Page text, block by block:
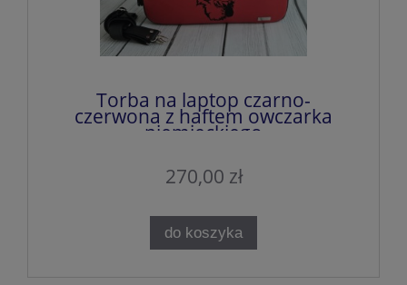
Torba na laptop czarno-
czerwona z haftem owczarka
niemieckiego
270,00 zł
do koszyka